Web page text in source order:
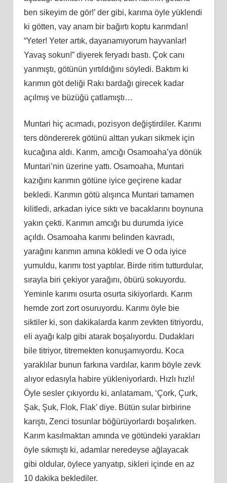
ben sikeyim de gör!’ der gibi, karıma öyle yüklendi
ki götten, vay anam bir bağırtı koptu karımdan!
“Yeter! Yeter artık, dayanamıyorum hayvanlar!
Yavaş sokun!” diyerek feryadı bastı. Çok canı
yanmıştı, götünün yırtıldığını söyledi. Baktım ki
karımın göt deliği Rakı bardağı girecek kadar
açılmış ve büzüğü çatlamıştı…
Muntari hiç acımadı, pozisyon değiştirdiler. Karımı
ters döndererek götünü alttan yukarı sikmekiçin
kucağına aldı. Karım, amcığı Osamoaha’ya dönük
Muntari’nin üzerine yattı. Osamoaha, Muntari
kazığını karımın götüne iyice geçirene kadar
bekledi. Karımın götü alışınca Muntari tamamen
kilitledi, arkadan iyice sıktı ve bacaklarını boynuna
yakın çekti. Karımın amcığı bu durumda iyice
açıldı. Osamoaha karımı belinden kavradı,
yarağını karımın amına kökledi ve O oda iyice
yumuldu, karımı tost yaptılar. Birde ritim tutturdular,
sırayla biri çekiyor yarağını, öbürü sokuyordu.
Yeminle karımı osurta osurta sikiyorlardı. Karım
hemde zort zort osuruyordu. Karımı öyle bie
siktiler ki, son dakikalarda karım zevkten titriyordu,
eli ayağı kalp gibi atarak boşalıyordu. Dudakları
bile titriyor, titremekten konuşamıyordu. Koca
yaraklılar bunun farkına vardılar, karım böyle zevk
alıyor edasıyla habire yükleniyorlardı. Hızlı hızlı!
Öyle sesler çıkıyordu ki, anlatamam, ‘Çork, Çurk,
Şak, Şuk, Flok, Flak’ diye. Bütün sular birbirine
karıştı, Zenci tosunlar böğürüyorlardı boşalırken.
Karım kasılmaktan amında ve götündeki yarakları
öyle sıkmıştı ki, adamlar neredeyse ağlayacak
gibi oldular, öylece yanyatıp, sikleri içinde en az
10 dakika beklediler.